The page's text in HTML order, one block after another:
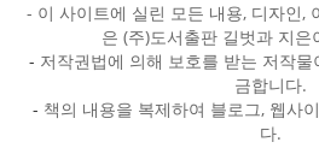
- 이 사이트에 실린 모든 내용, 디자인,
은 (주)도서출판 길벗과 지은
- 저작권법에 의해 보호를 받는 저작
금합니다.
- 책의 내용을 복제하여 블로그, 웹사
다.